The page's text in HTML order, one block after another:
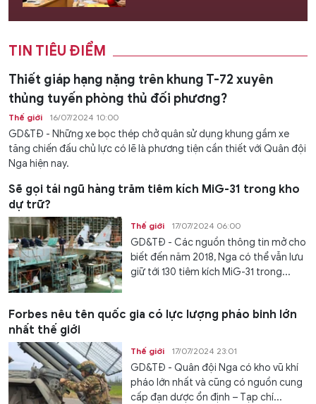
TIN TIÊU ĐIỂM
Thiết giáp hạng nặng trên khung T-72 xuyên
thủng tuyến phòng thủ đối phương?
Thế giới 16/07/2024 10:00
GD&TĐ - Những xe bọc thép chở quân sử dụng khung gầm xe
tăng chiến đấu chủ lực có lẽ là phương tiện cần thiết với Quân đội
Nga hiện nay.
Sẽ gọi tái ngũ hàng trăm tiêm kích MiG-31 trong kho
dự trữ?
Thế giới 17/07/2024 06:00
GD&TĐ - Các nguồn thông tin mở cho
biết đến năm 2018, Nga có thể vẫn lưu
giữ tới 130 tiêm kích MiG-31 trong...
Forbes nêu tên quốc gia có lực lượng pháo binh lớn
nhất thế giới
Thế giới 17/07/2024 23:01
GD&TĐ - Quân đội Nga có kho vũ khí
pháo lớn nhất và cũng có nguồn cung
cấp đạn dược ổn định – Tạp chí...